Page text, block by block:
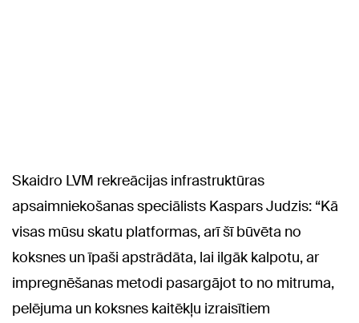
Skaidro LVM rekreācijas infrastruktūras
apsaimniekošanas speciālists Kaspars Judzis: “Kā
visas mūsu skatu platformas, arī šī būvēta no
koksnes un īpaši apstrādāta, lai ilgāk kalpotu, ar
impregnēšanas metodi pasargājot to no mitruma,
pelējuma un koksnes kaitēkļu izraisītiem